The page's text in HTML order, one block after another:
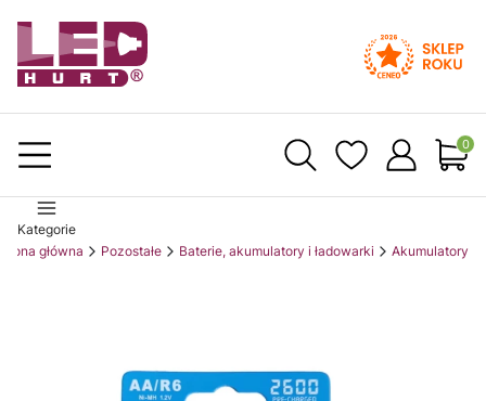
Kategorie
główna
Pozostałe Baterie, akumulatory i ładowarki Akumulatory